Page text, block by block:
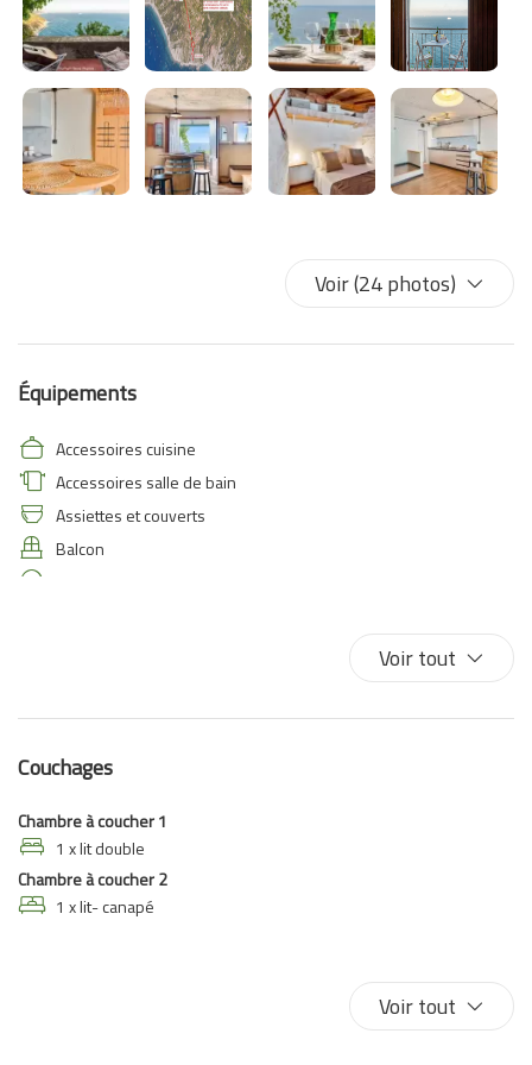
Voir (24 photos)
Équipements
Accessoires cuisine
Accessoires salle de bain
Assiettes et couverts
Balcon
Cintres
Cuisinière
Douche
Eau chaude
Entrée privée
Frigo
Voir tout
Couchages
Chambre à coucher 1
1 x lit double
Chambre à coucher 2
1 x lit- canapé
Voir tout